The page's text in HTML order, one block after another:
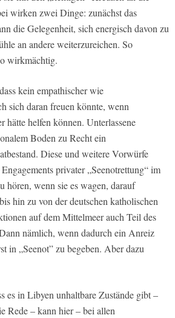
wirken zwei Dinge: zunächst das
die Gelegenheit, sich energisch davon zu
an andere weiterzureichen. So
wirkmächtig.
kein empathischer wie
sich daran freuen könnte, wenn
hätte helfen können. Unterlassene
Boden zu Recht ein
Diese und weitere Vorwürfe
privater „Seenotrettung“ im
hören, wenn sie es wagen, darauf
hin zu von der deutschen katholischen
auf dem Mittelmeer auch Teil des
nämlich, wenn dadurch ein Anreiz
in „Seenot” zu begeben. Aber dazu
es in Libyen unhaltbare Zustände gibt –
Rede – kann hier – bei allen